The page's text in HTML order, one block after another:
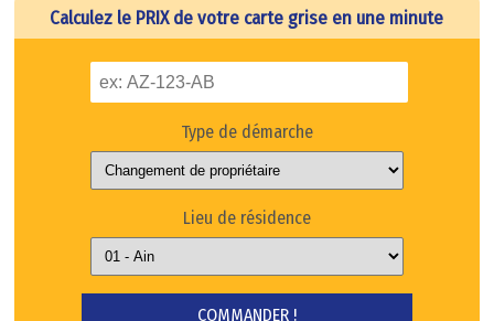
Calculez le PRIX de votre carte grise en une minute
Type de démarche
Lieu de résidence